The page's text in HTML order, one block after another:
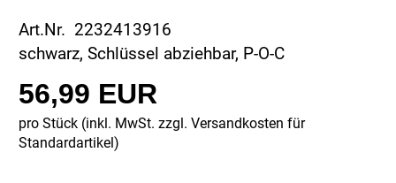
Art.Nr. 2232413916
schwarz, Schlüssel abziehbar, P-O-C
56,99 EUR
pro Stück (inkl. MwSt. zzgl. Versandkosten für
Standardartikel )